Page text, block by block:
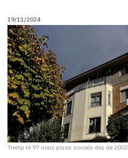
19/11/2024
Tremp té 97 nous pisos socials des de 2002